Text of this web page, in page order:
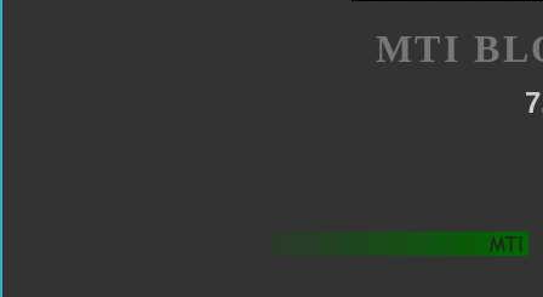
MTI